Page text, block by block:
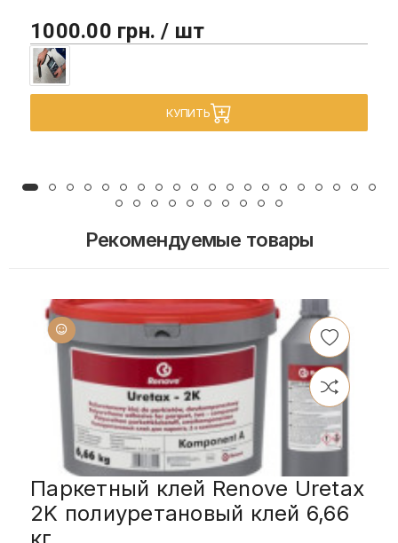
1000.00 грн. / шт
КУПИТЬ
Рекомендуемые товары
Паркетный клей Renove Uretax
2K полиуретановый клей 6,66
кг.